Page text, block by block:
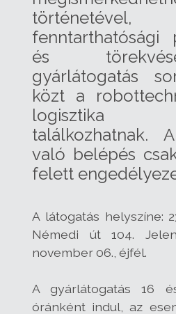
történetével,
fenntarthatósági
és
gyárlátogatás
közt a
logisztika
találkozhatnak.
való belépés
felett
A látogatás helyszíne:
Némedi út 104.
november 06., éjfél.
A gyárlátogatás 16
óránként indul, az